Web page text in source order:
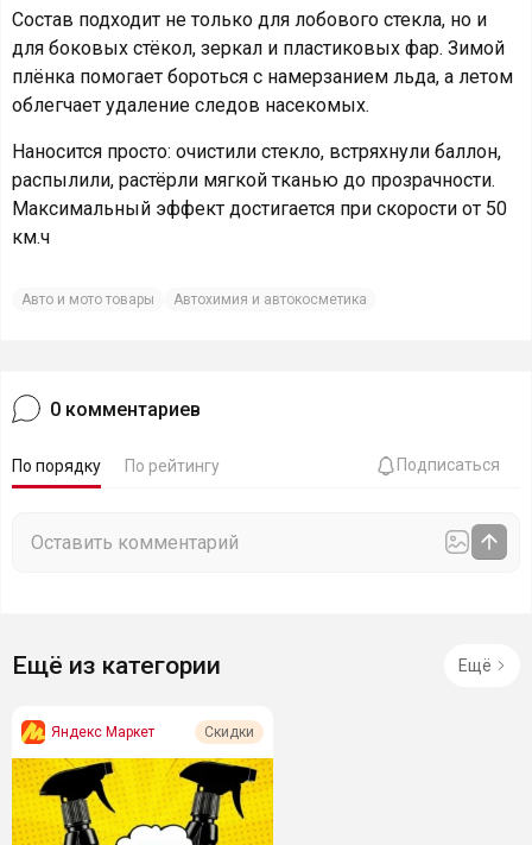
Состав подходит не только для лобового стекла, но и
для боковых стёкол, зеркал и пластиковых фар. Зимой
плёнка помогает бороться с намерзанием льда, а летом
облегчает удаление следов насекомых.
Наносится просто: очистили стекло, встряхнули баллон,
распылили, растёрли мягкой тканью до прозрачности.
Максимальный эффект достигается при скорости от 50
км.ч
Авто и мото товары Автохимия и автокосметика
0 комментариев
По порядку По рейтингу Подписаться
Ещё из категории Ещё
Яндекс Маркет Скидки